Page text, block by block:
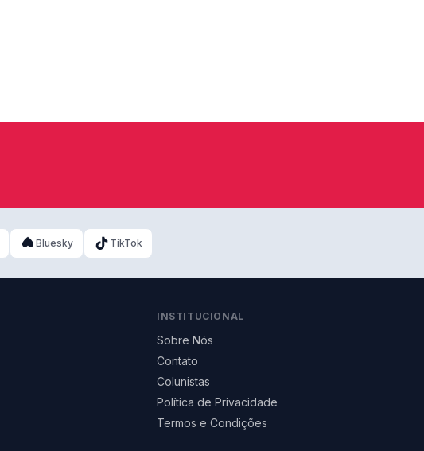
Bluesky TikTok
INSTITUCIONAL
Sobre Nós
Contato
Colunistas
Política de Privacidade
Termos e Condições